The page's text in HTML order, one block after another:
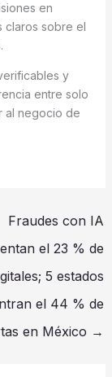
en
claros sobre el
y
entre solo
al negocio de
Fraudes con IA
el 23 % de
5 estados
el 44 % de
en México →